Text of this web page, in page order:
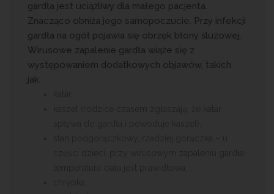
gardła jest uciążliwy dla małego pacjenta.
Znacząco obniża jego samopoczucie. Przy infekcji
gardła na ogół pojawia się obrzęk błony śluzowej.
Wirusowe zapalenie gardła wiąże się z
występowaniem dodatkowych objawów, takich
jak: